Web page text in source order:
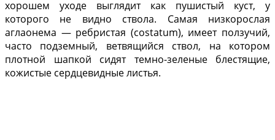
хорошем уходе выглядит как пушистый куст, у
которого не видно ствола. Самая низ­корослая
аглаонема — реб­ристая (costatum), имеет ползучий,
часто подземный, ветвящийся ствол, на кото­ром
плотной шапкой сидят темно-зеленые блестящие,
кожистые сердцевидные листья.